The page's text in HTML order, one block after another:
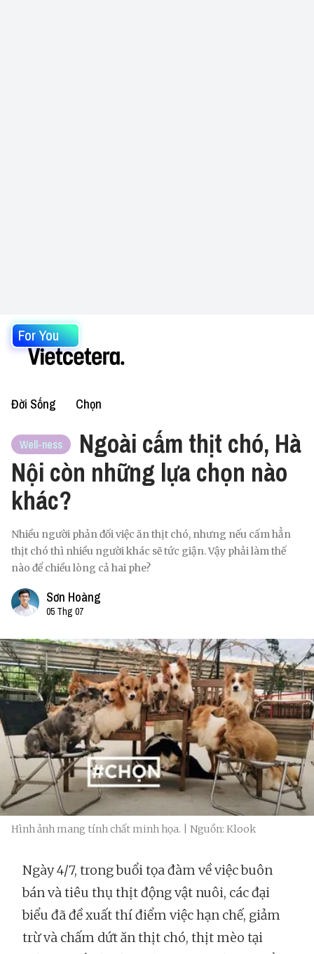
For You
Đời Sống Chọn
Well-ness
Ngoài cấm thịt chó, Hà
Nội còn những lựa chọn nào
khác?
Nhiều người phản đối việc ăn thịt chó, nhưng nếu cấm hẳn
thịt chó thì nhiều người khác sẽ tức giận. Vậy phải làm thế
nào để chiều lòng cả hai phe?
Sơn Hoàng
05 Thg 07
Hình ảnh mang tính chất minh họa. | Nguồn: Klook
Ngày 4/7, trong buổi tọa đàm về việc buôn
bán và tiêu thụ thịt động vật nuôi, các đại
biểu đã đề xuất thí điểm việc hạn chế, giảm
trừ và chấm dứt ăn thịt chó, thịt mèo tại